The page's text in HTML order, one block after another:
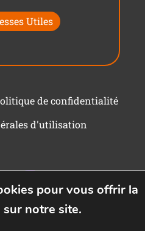
Utiles
de confidentialité
d'utilisation
pour vous offrir la
notre site.